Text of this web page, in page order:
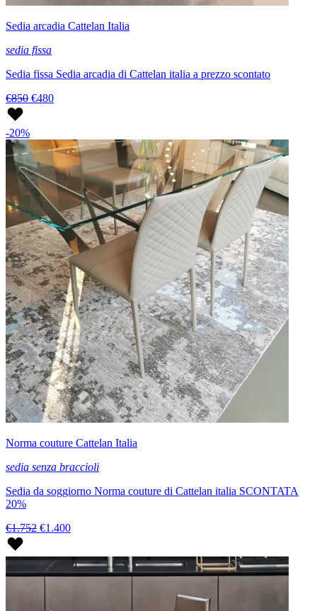
Sedia arcadia Cattelan Italia
sedia fissa
Sedia fissa Sedia arcadia di Cattelan italia a prezzo scontato
€850 €480
-20%
Norma couture Cattelan Italia
sedia senza braccioli
Sedia da soggiorno Norma couture di Cattelan italia SCONTATA
20%
€1.752 €1.400